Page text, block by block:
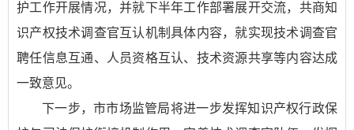
护工作开展情况，并就下半年工作部署展开交流，共商知
识产权技术调查官互认机制具体内容，就实现技术调查官
聘任信息互通、人员资格互认、技术资源共享等内容达成
一致意见。
下一步，市市场监管局将进一步发挥知识产权行政保